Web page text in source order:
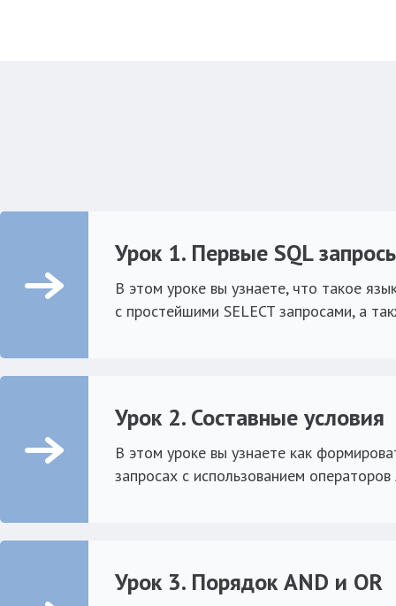
Урок 1. Первые SQL
В этом уроке вы узнаете, что такое
с простейшими SELECT запросами, а
Урок 2. Составные условия
В этом уроке вы узнаете как
запросах с использованием операторов
Урок 3. Порядок AND и OR